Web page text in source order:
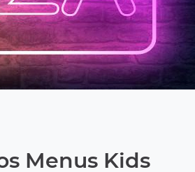
Menus Kids